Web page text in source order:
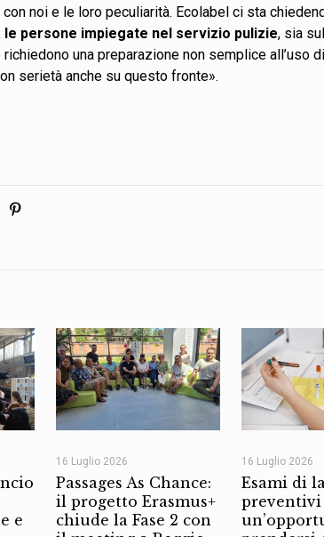
noi e le loro peculiarità. Ecolabel ci sta
persone impiegate nel servizio pulizie, sia
una preparazione non semplice
serietà anche su questo fronte».
e
16 Luglio 2026
Passages As Chance:
il progetto Erasmus+
chiude la Fase 2 con
16 Luglio 2026
Esami di